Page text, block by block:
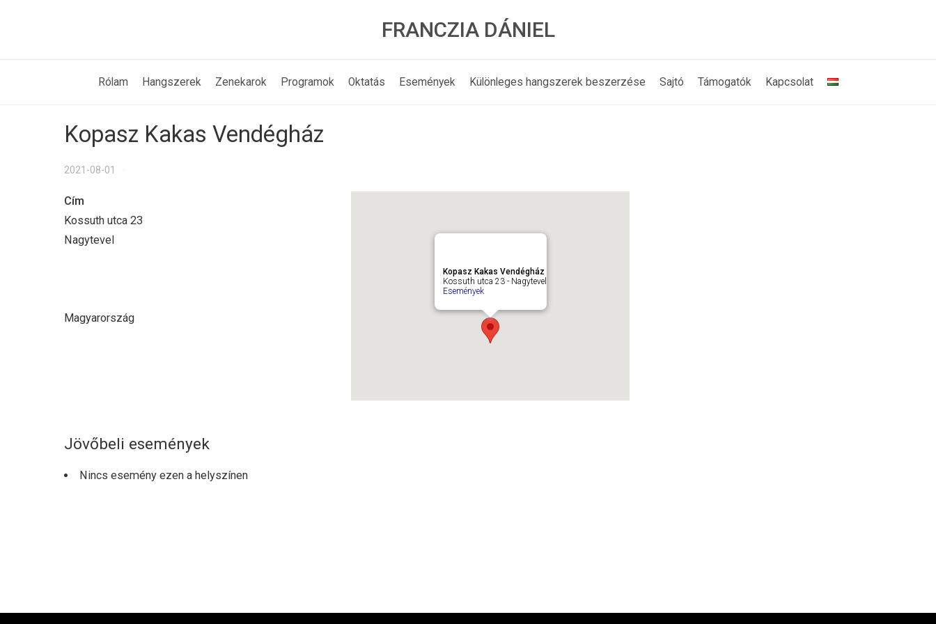
FRANCZIA DÁNIEL
Rólam Hangszerek Zenekarok Programok Oktatás Események Különleges hangszerek beszerzése Sajtó Támogatók Kapcsolat
Kopasz Kakas Vendégház
2021-08-01
Kopasz Kakas Vendégház
Kossuth utca 23 - Nagytevel
Események
Cím
Kossuth utca 23
Nagytevel
Magyarország
Jövőbeli események
Nincs esemény ezen a helyszínen